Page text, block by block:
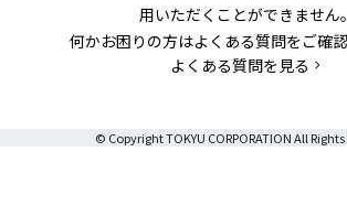
用いただくことができません。
何かお困りの方はよくある質問をご確認
よくある質問を見る
© Copyright TOKYU CORPORATION All